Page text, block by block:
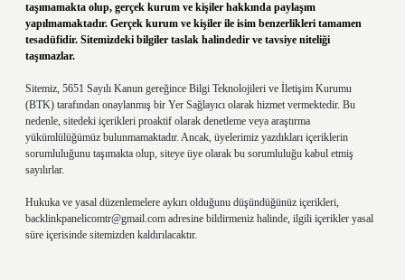
taşımamakta olup, gerçek kurum ve kişiler hakkında paylaşım
yapılmamaktadır. Gerçek kurum ve kişiler ile isim benzerlikleri tamamen
tesadüfidir. Sitemizdeki bilgiler taslak halindedir ve tavsiye niteliği
taşımazlar.
Sitemiz, 5651 Sayılı Kanun gereğince Bilgi Teknolojileri ve İletişim Kurumu
(BTK) tarafından onaylanmış bir Yer Sağlayıcı olarak hizmet vermektedir. Bu
nedenle, sitedeki içerikleri proaktif olarak denetleme veya araştırma
yükümlülüğümüz bulunmamaktadır. Ancak, üyelerimiz yazdıkları içeriklerin
sorumluluğunu taşımakta olup, siteye üye olarak bu sorumluluğu kabul etmiş
sayılırlar.
Hukuka ve yasal düzenlemelere aykırı olduğunu düşündüğünüz içerikleri,
backlinkpanelicomtr@gmail.com adresine bildirmeniz halinde, ilgili içerikler yasal
süre içerisinde sitemizden kaldırılacaktır.